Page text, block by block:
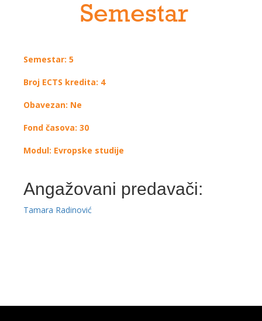
Semestar
Semestar: 5
Broj ECTS kredita: 4
Obavezan: Ne
Fond časova: 30
Modul: Evropske studije
Angažovani predavači:
Tamara Radinović